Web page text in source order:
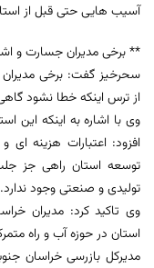
آسیب هایی حتی قبل از
** برخی مدیران جسارت و
سحرخیز گفت: برخی مدیران
از ترس اینکه خطا نشود
وی با اشاره به اینکه این
افزود: اعتبارات هزینه
توسعه استان راهی جز
تولیدی و صنعتی وجود ندارد.
وی تاکید کرد: مدیران
استان در حوزه آب و راه
مدیرکل بازرسی خراسان